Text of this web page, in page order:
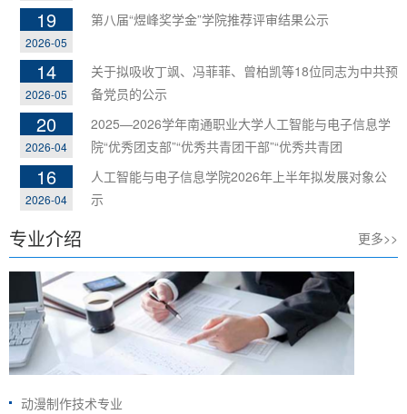
19
2026-05
第八届“煜峰奖学金”学院推荐评审结果公示
14
2026-05
关于拟吸收丁飒、冯菲菲、曾柏凯等18位同志为中共预
备党员的公示
20
2026-04
2025—2026学年南通职业大学人工智能与电子信息学
院“优秀团支部”“优秀共青团干部”“优秀共青团
16
2026-04
人工智能与电子信息学院2026年上半年拟发展对象公
示
专业介绍 更多>>
动漫制作技术专业